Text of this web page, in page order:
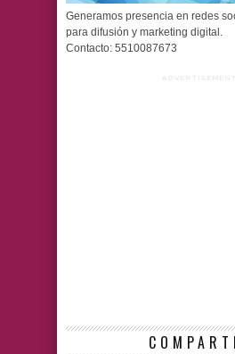
Generamos presencia en redes
para difusión y marketing digital.
Contacto: 5510087673
ADVERTISEMENT